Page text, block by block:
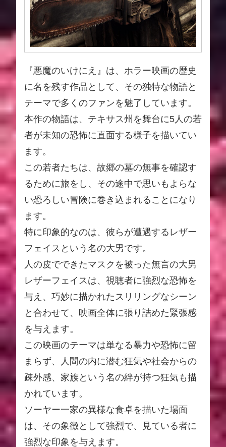
『悪魔のいけにえ』は、ホラー映画の歴史
に名を残す作品として、その独特な物語と
テーマで多くのファンを魅了しています。
本作の物語は、テキサス州を舞台に5人の若
者が未知の恐怖に直面する様子を描いてい
ます。
この若者たちは、故郷の墓の無事を確認す
るために旅をし、その途中で思いもよらな
い恐ろしい冒険に巻き込まれることになり
ます。
特に印象的なのは、彼らが遭遇するレザー
フェイスという名の大男です。
人の皮でできたマスクを被った無言の大男
レザーフェイスは、視聴者に強烈な恐怖を
与え、巧妙に描かれたスリリングなシーン
と合わせて、映画全体に張り詰めた緊張感
を与えます。
この映画のテーマは単なる暴力や恐怖に留
まらず、人間の内に潜む狂気や社会からの
疎外感、家族という名の絆が持つ狂気も描
かれています。
ソーヤー一家の異様な食卓を描いた場面
は、その象徴として強烈で、見ている者に
強烈な印象を与えます。